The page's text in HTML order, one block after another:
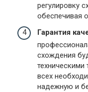
регулировку
обеспечивая
Гарантия
схождения
техническими
всех
надежную и